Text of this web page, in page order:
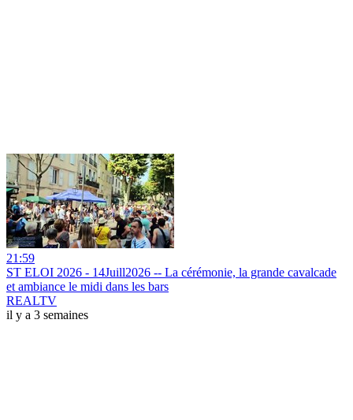
21:59
ST ELOI 2026 - 14Juill2026 -- La cérémonie, la grande cavalcade
et ambiance le midi dans les bars
REALTV
il y a 3 semaines